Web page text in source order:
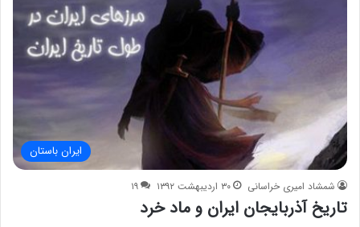
ایران باستان
شمشاد امیری خراسانی ۳۰ اردیبهشت ۱۳۹۲ ۱۹
تاریخ آذربایجان ایران و ماد خرد